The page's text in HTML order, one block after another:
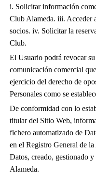
i. Solicitar información
Club Alameda. iii. Acceder
socios. iv. Solicitar la
Club.
El Usuario podrá revocar
comunicación comercial
ejercicio del derecho de
Personales como se
De conformidad con lo
titular del Sitio Web,
fichero automatizado de
en el Registro General de
Datos, creado, gestionado
Alameda.